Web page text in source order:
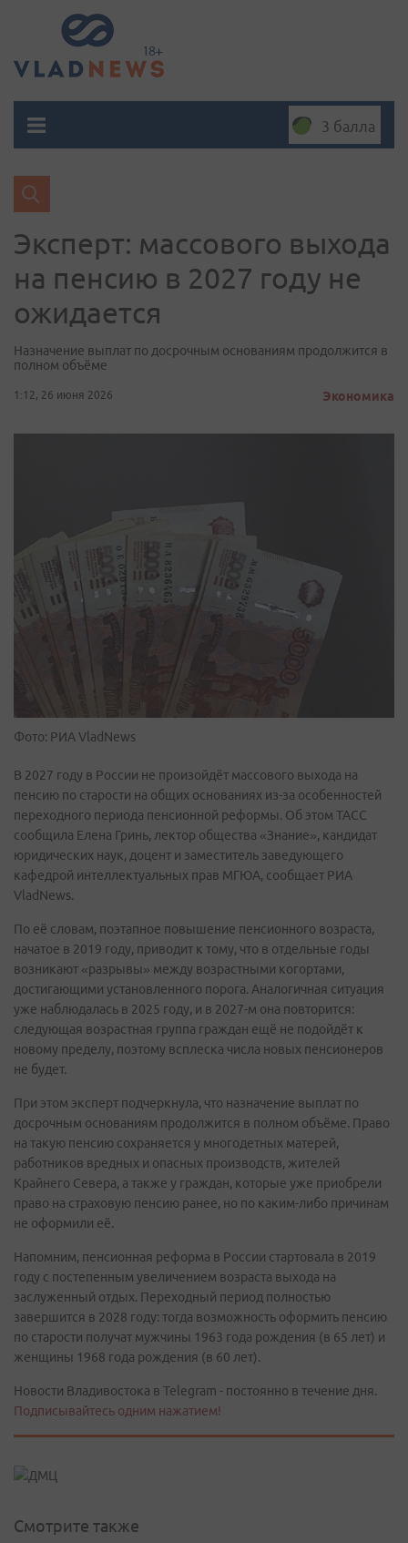
3 балла
Эксперт: массового выхода
на пенсию в 2027 году не
ожидается
Назначение выплат по досрочным основаниям продолжится в
полном объёме
1:12, 26 июня 2026 Экономика
Фото: РИА VladNews
В 2027 году в России не произойдёт массового выхода на
пенсию по старости на общих основаниях из-за особенностей
переходного периода пенсионной реформы. Об этом ТАСС
сообщила Елена Гринь, лектор общества «Знание», кандидат
юридических наук, доцент и заместитель заведующего
кафедрой интеллектуальных прав МГЮА, сообщает РИА
VladNews.
По её словам, поэтапное повышение пенсионного возраста,
начатое в 2019 году, приводит к тому, что в отдельные годы
возникают «разрывы» между возрастными когортами,
достигающими установленного порога. Аналогичная ситуация
уже наблюдалась в 2025 году, и в 2027-м она повторится:
следующая возрастная группа граждан ещё не подойдёт к
новому пределу, поэтому всплеска числа новых пенсионеров
не будет.
При этом эксперт подчеркнула, что назначение выплат по
досрочным основаниям продолжится в полном объёме. Право
на такую пенсию сохраняется у многодетных матерей,
работников вредных и опасных производств, жителей
Крайнего Севера, а также у граждан, которые уже приобрели
право на страховую пенсию ранее, но по каким-либо причинам
не оформили её.
Напомним, пенсионная реформа в России стартовала в 2019
году с постепенным увеличением возраста выхода на
заслуженный отдых. Переходный период полностью
завершится в 2028 году: тогда возможность оформить пенсию
по старости получат мужчины 1963 года рождения (в 65 лет) и
женщины 1968 года рождения (в 60 лет).
Новости Владивостока в Telegram - постоянно в течение дня.
Подписывайтесь одним нажатием!
Смотрите также